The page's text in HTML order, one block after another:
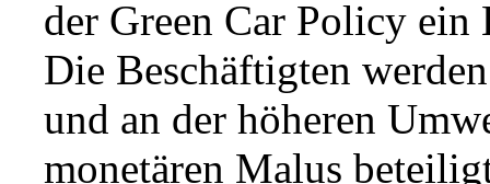
der Green Car Policy
Die Beschäftigten
und an der höheren
monetären Malus